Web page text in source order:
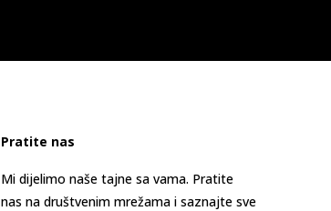
Pratite nas
Mi dijelimo naše tajne sa vama. Pratite
nas na društvenim mrežama i saznajte sve